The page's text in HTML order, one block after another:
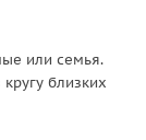
или семья.
близких